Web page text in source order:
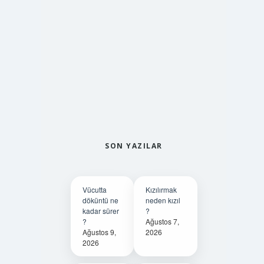
SON YAZILAR
Vücutta
döküntü ne
kadar sürer
?
Ağustos 9,
2026
Kızılırmak
neden kızıl
?
Ağustos 7,
2026